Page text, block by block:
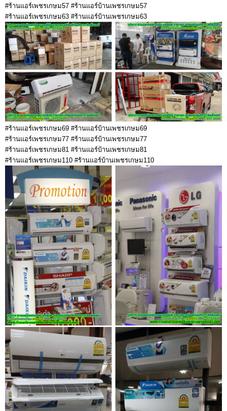
#ร้านแอร์เพชรเกษม57 #ร้านแอร์บ้านเพชรเกษม57
#ร้านแอร์เพชรเกษม63 #ร้านแอร์บ้านเพชรเกษม63
#ร้านแอร์เพชรเกษม69 #ร้านแอร์บ้านเพชรเกษม69
#ร้านแอร์เพชรเกษม77 #ร้านแอร์บ้านเพชรเกษม77
#ร้านแอร์เพชรเกษม81 #ร้านแอร์บ้านเพชรเกษม81
#ร้านแอร์เพชรเกษม110 #ร้านแอร์บ้านเพชรเกษม110